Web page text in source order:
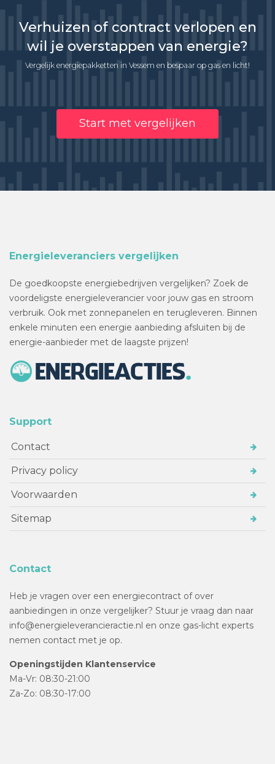
Verhuizen of contract verlopen en
wil je overstappen van energie?
Vergelijk energiepakketten in Vessem en bespaar op gas en licht!
Start met vergelijken
Energieleveranciers vergelijken
De goedkoopste energiebedrijven vergelijken? Zoek de
voordeligste energieleverancier voor jouw gas en stroom
verbruik. Ook met zonnepanelen en terugleveren. Binnen
enkele minuten een energie aanbieding afsluiten bij de
energie-aanbieder met de laagste prijzen!
Support
Contact
Privacy policy
Voorwaarden
Sitemap
Contact
Heb je vragen over een energiecontract of over
aanbiedingen in onze vergelijker? Stuur je vraag dan naar
info@energieleverancieractie.nl en onze gas-licht experts
nemen contact met je op.
Openingstijden Klantenservice
Ma-Vr: 08:30-21:00
Za-Zo: 08:30-17:00